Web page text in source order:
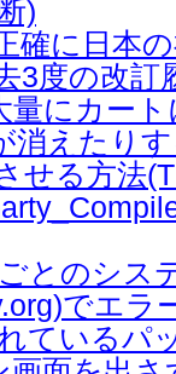
)
確に日本
3度の改訂
量にカー
消えたり
せる方法
とのシス
でエラ
ているパ